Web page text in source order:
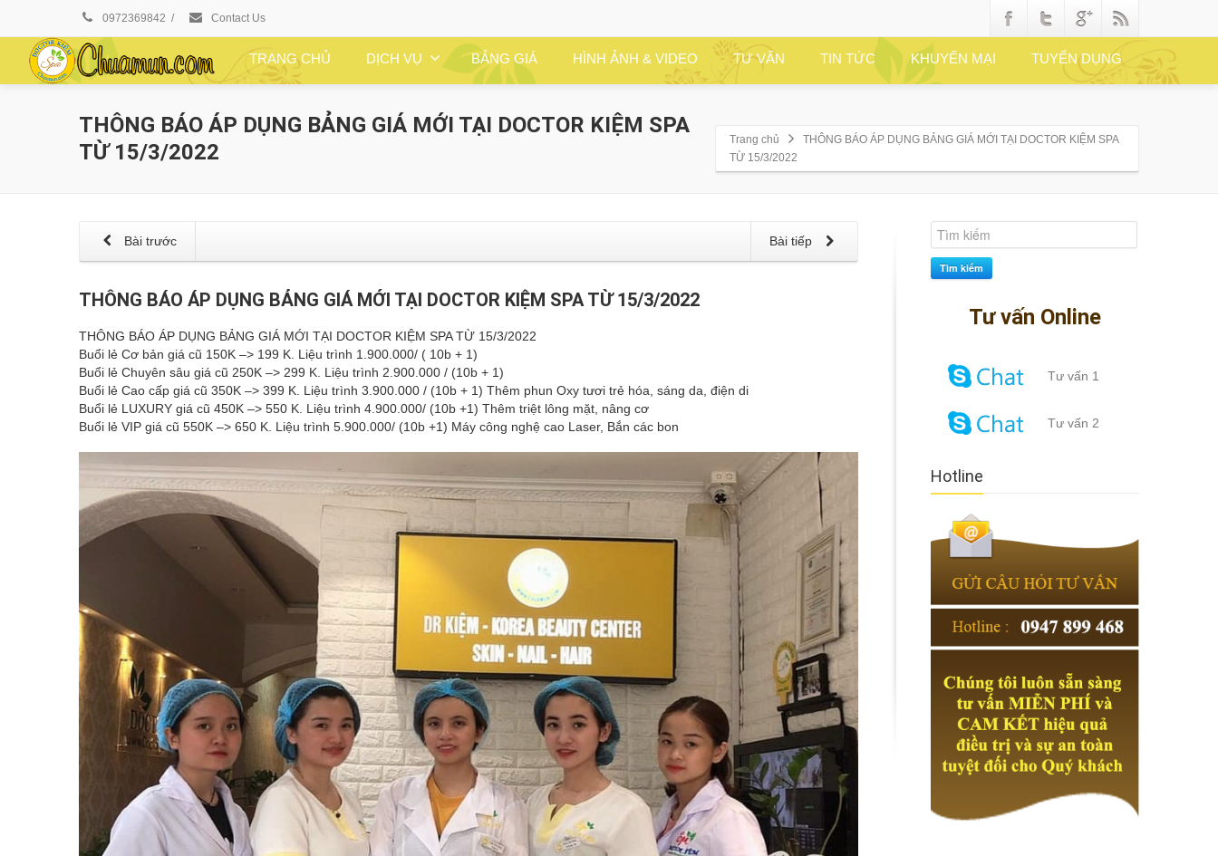
0972369842 / Contact Us
TRANG CHỦ DỊCH VỤ BẢNG GIÁ HÌNH ẢNH & VIDEO TƯ VẤN TIN TỨC KHUYẾN MẠI TUYỂN DỤNG
THÔNG BÁO ÁP DỤNG BẢNG GIÁ MỚI TẠI DOCTOR KIỆM SPA
TỪ 15/3/2022
Trang chủ
THÔNG BÁO ÁP DỤNG BẢNG GIÁ MỚI TẠI DOCTOR KIỆM SPA
TỪ 15/3/2022
Bài tiếp
Bài trước
THÔNG BÁO ÁP DỤNG BẢNG GIÁ MỚI TẠI DOCTOR KIỆM SPA TỪ 15/3/2022
THÔNG BÁO ÁP DỤNG BẢNG GIÁ MỚI TẠI DOCTOR KIỆM SPA TỪ 15/3/2022
Buổi lẻ Cơ bản giá cũ 150K –> 199 K. Liệu trình 1.900.000/ ( 10b + 1)
Buổi lẻ Chuyên sâu giá cũ 250K –> 299 K. Liệu trình 2.900.000 / (10b + 1)
Buổi lẻ Cao cấp giá cũ 350K –> 399 K. Liệu trình 3.900.000 / (10b + 1) Thêm phun Oxy tươi trẻ hóa, sáng da, điện di
Buổi lẻ LUXURY giá cũ 450K –> 550 K. Liệu trình 4.900.000/ (10b +1) Thêm triệt lông mặt, nâng cơ
Buổi lẻ VIP giá cũ 550K –> 650 K. Liệu trình 5.900.000/ (10b +1) Máy công nghệ cao Laser, Bắn các bon
Tìm kiếm
Tư vấn Online
Tư vấn 1
Tư vấn 2
Hotline